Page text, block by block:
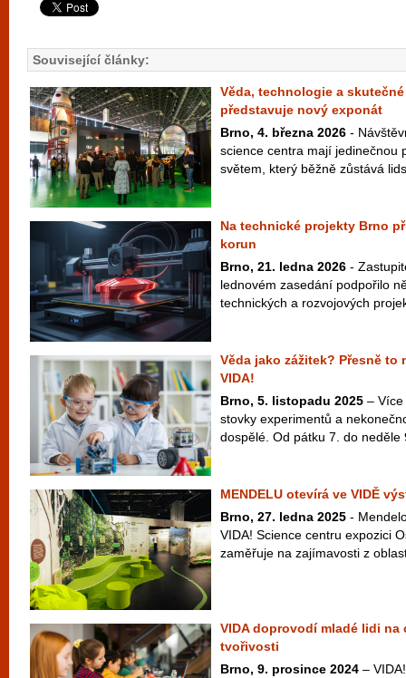
Související články:
Věda, technologie a
představuje nový exponát
Brno, 4. března 2026 -
science centra mají jedinečnou
světem, který běžně zůstává
Na technické projekty Brno
korun
Brno, 21. ledna 2026 -
lednovém zasedání podpořilo
technických a rozvojových
Věda jako zážitek? Přesně to
VIDA!
Brno, 5. listopadu 2025 – Více
stovky experimentů a
dospělé. Od pátku 7. do neděle
MENDELU otevírá ve VIDĚ
Brno, 27. ledna 2025 -
VIDA! Science centru expozici
zaměřuje na zajímavosti z
VIDA doprovodí mladé lidi na
tvořivosti
Brno, 9. prosince 2024 –